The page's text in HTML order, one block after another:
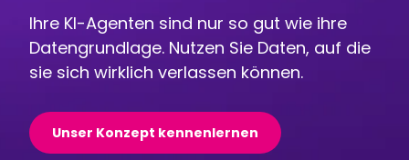
Ihre KI-Agenten sind nur so gut wie ihre
Datengrundlage. Nutzen Sie Daten, auf die
sie sich wirklich verlassen können.
Unser Konzept kennenlernen